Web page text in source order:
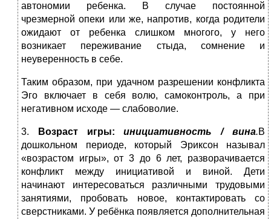
автономии ребенка. В случае постоянной
чрезмерной опеки или же, напротив, когда родители
ожидают от ребенка слишком многого, у него
возникает переживание стыда, сомнение и
неуверенность в себе.
Таким образом, при удачном разрешении конфликта
Эго включает в себя волю, самоконтроль, а при
негативном исходе — слабоволие.
3. Возраст игры:инициативность / вина.В
дошкольном периоде, который Эриксон называл
«возрастом игры», от 3 до 6 лет, разворачивается
конфликт между инициативой и виной. Дети
начинают интересоваться различными трудовыми
занятиями, пробовать новое, контактировать со
сверстниками. У ребёнка появляется дополнительная